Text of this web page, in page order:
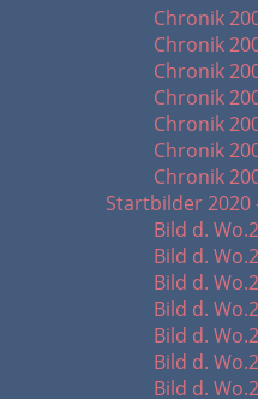
Chronik
Chronik
Chronik
Chronik
Chronik
Chronik
Chronik
Startbilder 2020
Bild d.
Bild d.
Bild d.
Bild d.
Bild d.
Bild d.
Bild d.